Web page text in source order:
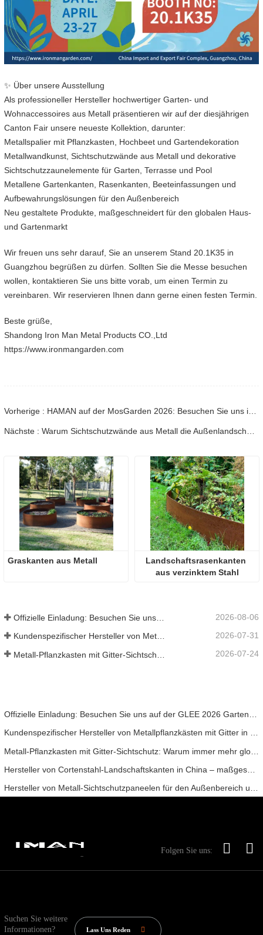
✨ Über unsere Ausstellung
Als professioneller Hersteller hochwertiger Garten- und
Wohnaccessoires aus Metall präsentieren wir auf der diesjährigen
Canton Fair unsere neueste Kollektion, darunter:
Metallspalier mit Pflanzkasten, Hochbeet und Gartendekoration
Metallwandkunst, Sichtschutzwände aus Metall und dekorative
Sichtschutzzaunelemente für Garten, Terrasse und Pool
Metallene Gartenkanten, Rasenkanten, Beeteinfassungen und
Aufbewahrungslösungen für den Außenbereich
Neu gestaltete Produkte, maßgeschneidert für den globalen Haus-
und Gartenmarkt
Wir freuen uns sehr darauf, Sie an unserem Stand 20.1K35 in
Guangzhou begrüßen zu dürfen. Sollten Sie die Messe besuchen
wollen, kontaktieren Sie uns bitte vorab, um einen Termin zu
vereinbaren. Wir reservieren Ihnen dann gerne einen festen Termin.
Beste grüße,
Shandong Iron Man Metal Products CO.,Ltd
https://www.ironmangarden.com
Graskanten aus Metall
Landschaftsrasenkanten
aus verzinktem Stahl
2026-08-06
Kundenspezifischer Hersteller von Metallpflanzkästen mit Gitter in China für Lösungen im Außenbereich zur Privatsphäre im Garten 2026-07-31
2026-07-24
Kundenspezifischer Hersteller von Metallpflanzkästen mit Gitter in China für Lösungen im Außenbereich zur Privatsphäre im Garten
Folgen Sie uns:
Suchen Sie weitere
Informationen?
Lass Uns Reden